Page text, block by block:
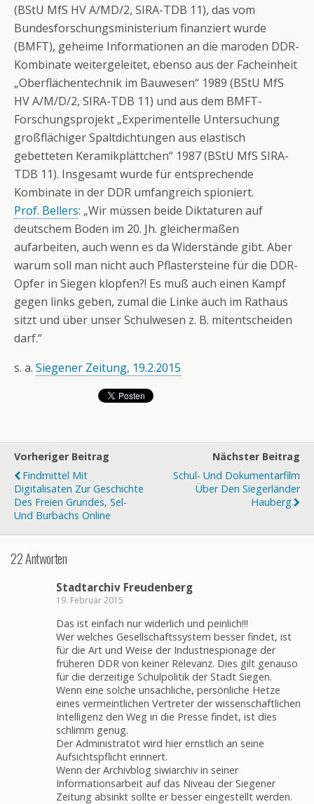
(BStU MfS HV A/MD/2, SIRA-TDB 11), das vom
Bundesforschungsministerium finanziert wurde
(BMFT), geheime Informationen an die maroden DDR-
Kombinate weitergeleitet, ebenso aus der Facheinheit
„Oberflächentechnik im Bauwesen“ 1989 (BStU MfS
HV A/M/D/2, SIRA-TDB 11) und aus dem BMFT-
Forschungsprojekt „Experimentelle Untersuchung
großflächiger Spaltdichtungen aus elastisch
gebetteten Keramikplättchen“ 1987 (BStU MfS SIRA-
TDB 11). Insgesamt wurde für entsprechende
Kombinate in der DDR umfangreich spioniert.
Prof. Bellers: „Wir müssen beide Diktaturen auf
deutschem Boden im 20. Jh. gleichermaßen
aufarbeiten, auch wenn es da Widerstände gibt. Aber
warum soll man nicht auch Pflastersteine für die DDR-
Opfer in Siegen klopfen?! Es muß auch einen Kampf
gegen links geben, zumal die Linke auch im Rathaus
sitzt und über unser Schulwesen z. B. mitentscheiden
darf.“
s. a. Siegener Zeitung, 19.2.2015
Vorheriger Beitrag
Findmittel Mit
Digitalisaten Zur Geschichte
Des Freien Grundes, Sel-
Und Burbachs Online
Nächster Beitrag
Schul- Und Dokumentarfilm
Über Den Siegerländer
Hauberg
22 Antworten
Stadtarchiv Freudenberg
19. Februar 2015
Das ist einfach nur widerlich und peinlich!!!
Wer welches Gesellschaftssystem besser findet, ist
für die Art und Weise der Industriespionage der
früheren DDR von keiner Relevanz. Dies gilt genauso
für die derzeitige Schulpolitik der Stadt Siegen.
Wenn eine solche unsachliche, persönliche Hetze
eines vermeintlichen Vertreter der wissenschaftlichen
Intelligenz den Weg in die Presse findet, ist dies
schlimm genug.
Der Administratot wird hier ernstlich an seine
Aufsichtspflicht erinnert.
Wenn der Archivblog siwiarchiv in seiner
Informationsarbeit auf das Niveau der Siegener
Zeitung absinkt sollte er besser eingestellt werden.